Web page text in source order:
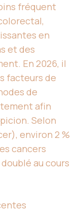
fréquent
en
et des
En 2026, il
facteurs de
de
afin
Selon
environ 2 %
cancers
au cours